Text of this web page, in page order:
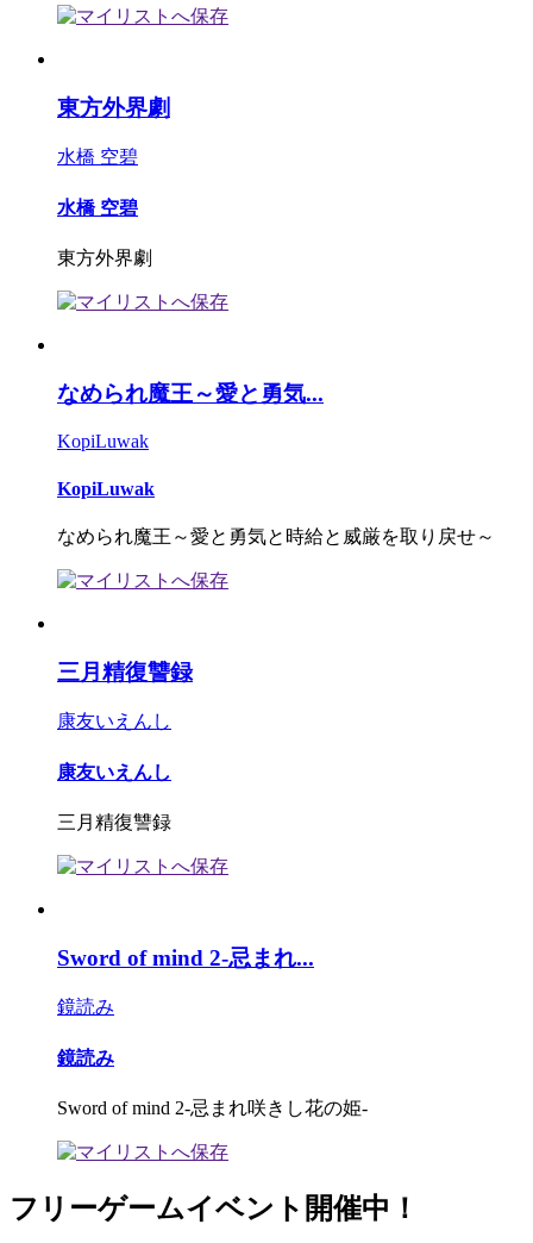
東方外界劇
水橋 空碧
水橋 空碧
東方外界劇
なめられ魔王～愛と勇気...
KopiLuwak
KopiLuwak
なめられ魔王～愛と勇気と時給と威厳を取り戻せ～
三月精復讐録
康友いえんし
康友いえんし
三月精復讐録
Sword of mind 2-忌まれ...
鏡読み
鏡読み
Sword of mind 2-忌まれ咲きし花の姫-
フリーゲームイベント開催中！